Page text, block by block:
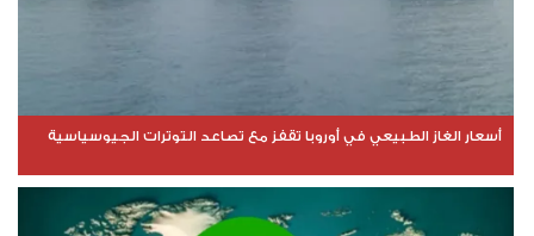
أسعار الغاز الطبيعي في أوروبا تقفز مع تصاعد التوترات الجيوسياسية